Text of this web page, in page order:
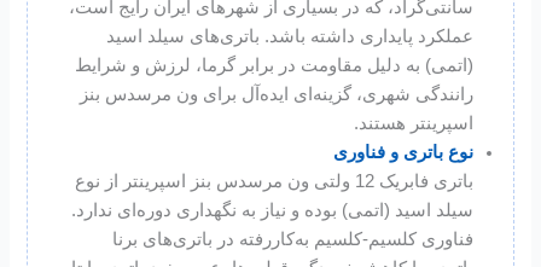
سانتی‌گراد، که در بسیاری از شهرهای ایران رایج است،
عملکرد پایداری داشته باشد. باتری‌های سیلد اسید
(اتمی) به دلیل مقاومت در برابر گرما، لرزش و شرایط
رانندگی شهری، گزینه‌ای ایده‌آل برای ون مرسدس بنز
اسپرینتر هستند.
نوع باتری و فناوری
باتری فابریک 12 ولتی ون مرسدس بنز اسپرینتر از نوع
سیلد اسید (اتمی) بوده و نیاز به نگهداری دوره‌ای ندارد.
فناوری کلسیم-کلسیم به‌کاررفته در باتری‌های برنا